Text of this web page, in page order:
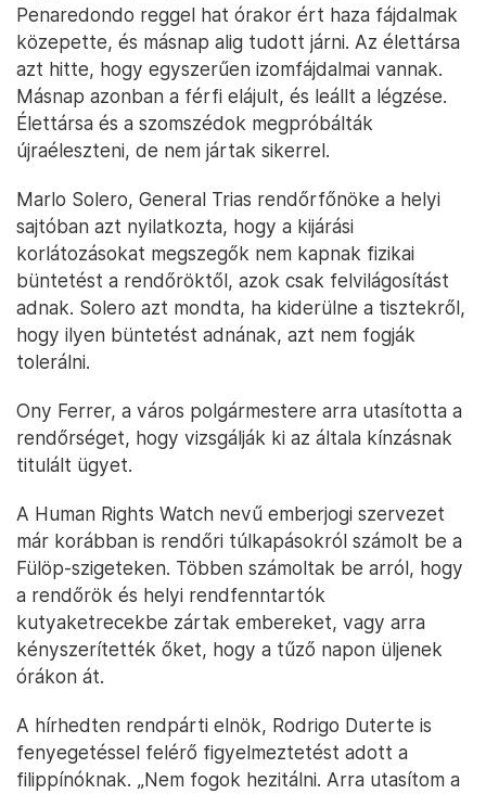
Penaredondo reggel hat órakor ért haza fájdalmak
közepette, és másnap alig tudott járni. Az élettársa
azt hitte, hogy egyszerűen izomfájdalmai vannak.
Másnap azonban a férfi elájult, és leállt a légzése.
Élettársa és a szomszédok megpróbálták
újraéleszteni, de nem jártak sikerrel.
Marlo Solero, General Trias rendőrfőnöke a helyi
sajtóban azt nyilatkozta, hogy a kijárási
korlátozásokat megszegők nem kapnak fizikai
büntetést a rendőröktől, azok csak felvilágosítást
adnak. Solero azt mondta, ha kiderülne a tisztekről,
hogy ilyen büntetést adnának, azt nem fogják
tolerálni.
Ony Ferrer, a város polgármestere arra utasította a
rendőrséget, hogy vizsgálják ki az általa kínzásnak
titulált ügyet.
A Human Rights Watch nevű emberjogi szervezet
már korábban is rendőri túlkapásokról számolt be a
Fülöp-szigeteken. Többen számoltak be arról, hogy
a rendőrök és helyi rendfenntartók
kutyaketrecekbe zártak embereket, vagy arra
kényszerítették őket, hogy a tűző napon üljenek
órákon át.
A hírhedten rendpárti elnök, Rodrigo Duterte is
fenyegetéssel felérő figyelmeztetést adott a
filippínóknak. „Nem fogok hezitálni. Arra utasítom a